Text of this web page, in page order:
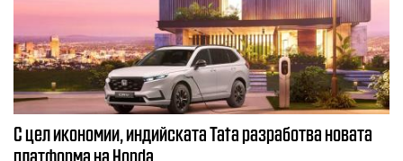
С цел икономии, индийската Tata разработва новата
платформа на Honda